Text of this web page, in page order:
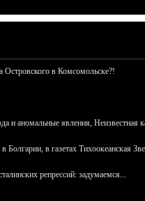
Островского в Комсомольске?!
и аномальные явления,
в газетах Тихоокеанская
репрессий: задумаемся...